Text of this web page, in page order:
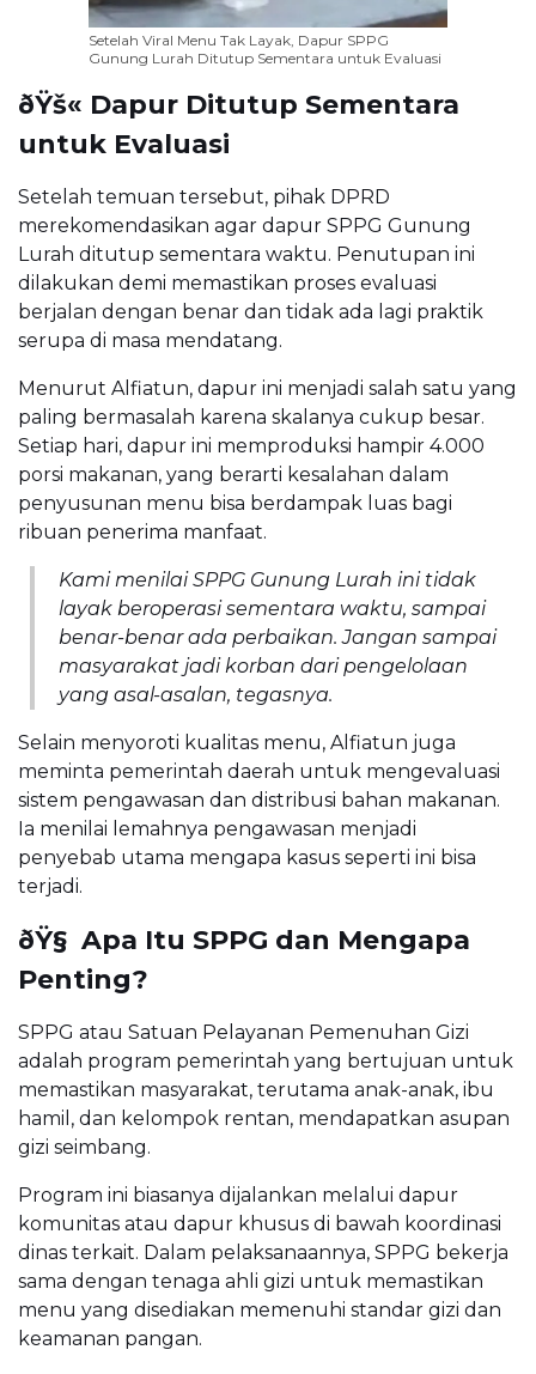
Setelah Viral Menu Tak Layak, Dapur SPPG
Gunung Lurah Ditutup Sementara untuk Evaluasi
ðŸš« Dapur Ditutup Sementara
untuk Evaluasi
Setelah temuan tersebut, pihak DPRD
merekomendasikan agar dapur SPPG Gunung
Lurah ditutup sementara waktu. Penutupan ini
dilakukan demi memastikan proses evaluasi
berjalan dengan benar dan tidak ada lagi praktik
serupa di masa mendatang.
Menurut Alfiatun, dapur ini menjadi salah satu yang
paling bermasalah karena skalanya cukup besar.
Setiap hari, dapur ini memproduksi hampir 4.000
porsi makanan, yang berarti kesalahan dalam
penyusunan menu bisa berdampak luas bagi
ribuan penerima manfaat.
Kami menilai SPPG Gunung Lurah ini tidak
layak beroperasi sementara waktu, sampai
benar-benar ada perbaikan. Jangan sampai
masyarakat jadi korban dari pengelolaan
yang asal-asalan, tegasnya.
Selain menyoroti kualitas menu, Alfiatun juga
meminta pemerintah daerah untuk mengevaluasi
sistem pengawasan dan distribusi bahan makanan.
Ia menilai lemahnya pengawasan menjadi
penyebab utama mengapa kasus seperti ini bisa
terjadi.
ðŸ§ Apa Itu SPPG dan Mengapa
Penting?
SPPG atau Satuan Pelayanan Pemenuhan Gizi
adalah program pemerintah yang bertujuan untuk
memastikan masyarakat, terutama anak-anak, ibu
hamil, dan kelompok rentan, mendapatkan asupan
gizi seimbang.
Program ini biasanya dijalankan melalui dapur
komunitas atau dapur khusus di bawah koordinasi
dinas terkait. Dalam pelaksanaannya, SPPG bekerja
sama dengan tenaga ahli gizi untuk memastikan
menu yang disediakan memenuhi standar gizi dan
keamanan pangan.